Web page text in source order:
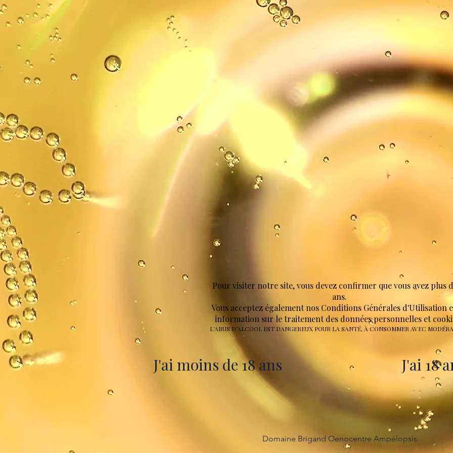
DoMAN
I e
B G
RI AN
Pour visiter notre site, vous devez confirmer que vous avez plus
ans.
Vous acceptez également nos Conditions Générales d'Utilisation
information sur le traitement des données personnelles et
L'ABUS D'ALCOOL EST DANGEREUX POUR LA SANTÉ, À CONSOMMER AVEC
J'ai moins de 18 ans J'ai 18
Domaine Brigand Oenocentre Ampélopsis